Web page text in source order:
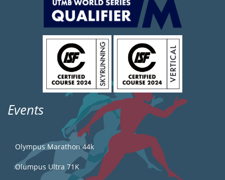
Events
Olympus Marathon 44k
Olumpus Ultra 71K